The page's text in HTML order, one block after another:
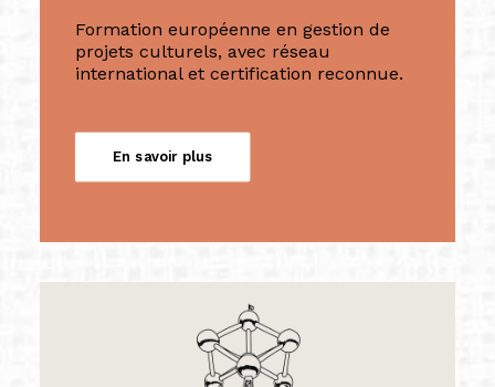
Formation européenne en gestion de
projets culturels, avec réseau
international et certification reconnue.
En savoir plus